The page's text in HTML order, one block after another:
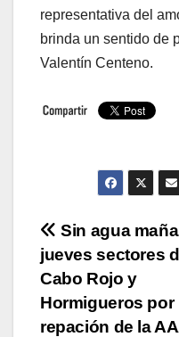
representativa del
brinda un sentido de
Valentín Centeno.
de
entradas
Sin agua
jueves sectores
Cabo Rojo y
Hormigueros por
repación de la